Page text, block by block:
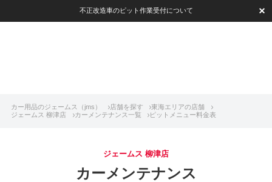
不正改造車のピット作業受付について
カー用品のジェームス（jms） 店舗を探す
東海エリアの店舗
ジェームス 柳津店
カーメンテナンス一覧 ピットメニュー料金表
ジェームス 柳津店
カーメンテナンス